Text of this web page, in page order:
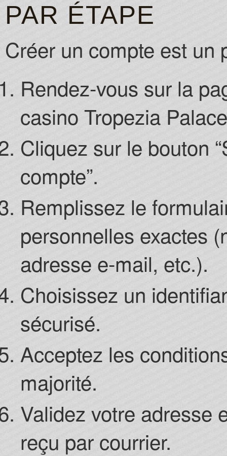
PAR ÉTAPE
Créer un compte est un
Rendez-vous sur la
casino Tropezia
Cliquez sur le bouton
compte”.
Remplissez le
personnelles exactes
adresse e-mail, etc.).
Choisissez un
sécurisé.
Acceptez les
majorité.
Validez votre adresse
reçu par courrier.